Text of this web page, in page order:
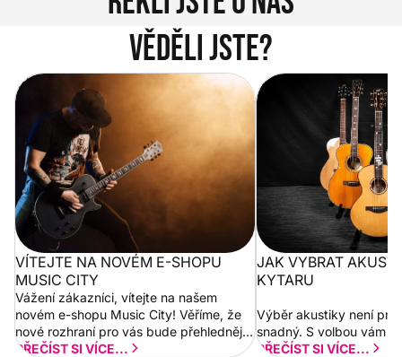
Věděli jste?
Vítejte na novém e-shopu Music
City
VÍTEJTE NA NOVÉM E-SHOPU
MUSIC CITY
Vážení zákazníci, vítejte na našem
novém e-shopu Music City! Věříme, že
nové rozhraní pro vás bude přehlednější
a rychlejší. Postupně budeme přidávat
PŘEČÍST SI VÍCE...
Jak vybrat
JAK VYBRAT
KYTARU
Výběr akustiky není pro
snadný. S volbou vám
PŘEČÍST SI VÍCE...